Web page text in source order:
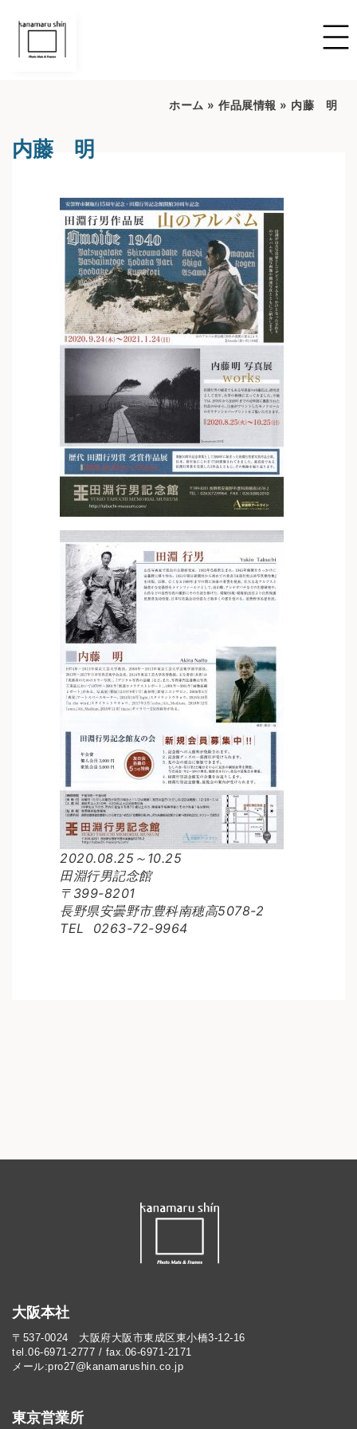
ホーム » 作品展情報 » 内藤 明
内藤 明
2020.08.25～10.25
田淵行男記念館
〒399-8201
長野県安曇野市豊科南穂高5078-2
TEL 0263-72-9964
大阪本社
〒537-0024 大阪府大阪市東成区東小橋3-12-16
tel.06-6971-2777 / fax.06-6971-2171
メール:pro27@kanamarushin.co.jp​
東京営業所